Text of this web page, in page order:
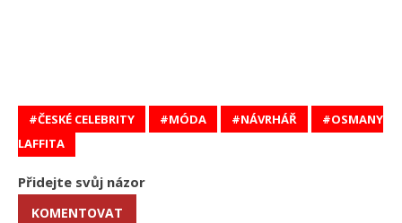
ČESKÉ CELEBRITY MÓDA NÁVRHÁŘ
OSMANY
LAFFITA
Přidejte svůj názor
KOMENTOVAT